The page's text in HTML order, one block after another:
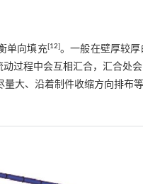
单向填充[12]。一般在壁厚较
过程中会互相汇合，汇合处
大、沿着制件收缩方向排布等